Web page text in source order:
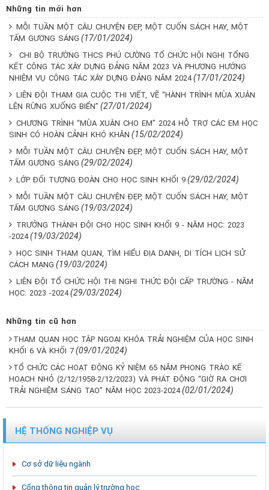
Những tin mới hơn
MỖI TUẦN MỘT CÂU CHUYỆN ĐẸP, MỘT CUỐN SÁCH HAY, MỘT
TẤM GƯƠNG SÁNG (17/01/2024)
CHI BỘ TRƯỜNG THCS PHÚ CƯỜNG TỔ CHỨC HỘI NGHỊ TỔNG
KẾT CÔNG TÁC XÂY DỰNG ĐẢNG NĂM 2023 VÀ PHƯƠNG HƯỚNG
NHIỆM VỤ CÔNG TÁC XÂY DỰNG ĐẢNG NĂM 2024 (17/01/2024)
LIÊN ĐỘI THAM GIA CUỘC THI VIẾT, VẼ “HÀNH TRÌNH MÙA XUÂN
LÊN RỪNG XUỐNG BIỂN” (27/01/2024)
CHƯƠNG TRÌNH “MÙA XUÂN CHO EM” 2024 HỖ TRỢ CÁC EM HỌC
SINH CÓ HOÀN CẢNH KHÓ KHĂN (15/02/2024)
MỖI TUẦN MỘT CÂU CHUYỆN ĐẸP, MỘT CUỐN SÁCH HAY, MỘT
TẤM GƯƠNG SÁNG (29/02/2024)
LỚP ĐỐI TƯỢNG ĐOÀN CHO HỌC SINH KHỐI 9 (29/02/2024)
MỖI TUẦN MỘT CÂU CHUYỆN ĐẸP, MỘT CUỐN SÁCH HAY, MỘT
TẤM GƯƠNG SÁNG (19/03/2024)
TRƯỞNG THÀNH ĐỘI CHO HỌC SINH KHỐI 9 - NĂM HỌC: 2023
-2024 (19/03/2024)
HỌC SINH THAM QUAN, TÌM HIỂU ĐỊA DANH, DI TÍCH LỊCH SỬ
CÁCH MẠNG (19/03/2024)
LIÊN ĐỘI TỔ CHỨC HỘI THI NGHI THỨC ĐỘI CẤP TRƯỜNG - NĂM
HỌC: 2023 -2024 (29/03/2024)
Những tin cũ hơn
THAM QUAN HỌC TẬP NGOẠI KHÓA TRẢI NGHIỆM CỦA HỌC SINH
KHỐI 6 VÀ KHỐI 7 (09/01/2024)
TỔ CHỨC CÁC HOẠT ĐỘNG KỶ NIỆM 65 NĂM PHONG TRÀO KẾ
HOẠCH NHỎ (2/12/1958-2/12/2023) VÀ PHÁT ĐỘNG “GIỜ RA CHƠI
TRẢI NGHIỆM SÁNG TẠO” NĂM HỌC 2023-2024 (02/01/2024)
HỆ THỐNG NGHIỆP VỤ
Cơ sở dữ liệu ngành
Cổng thông tin quản lý trường học